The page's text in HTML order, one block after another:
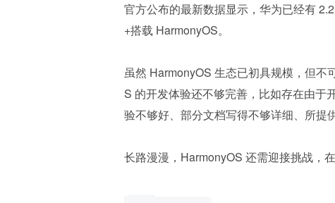
官方公布的最新数据显示，华为已经有
+搭载 HarmonyOS。
虽然 HarmonyOS 生态已初具规模，但
S 的开发体验还不够完善，比如存在由于
验不够好、部分文档写得不够详细、所提
长路漫漫，HarmonyOS 还需迎接挑战，